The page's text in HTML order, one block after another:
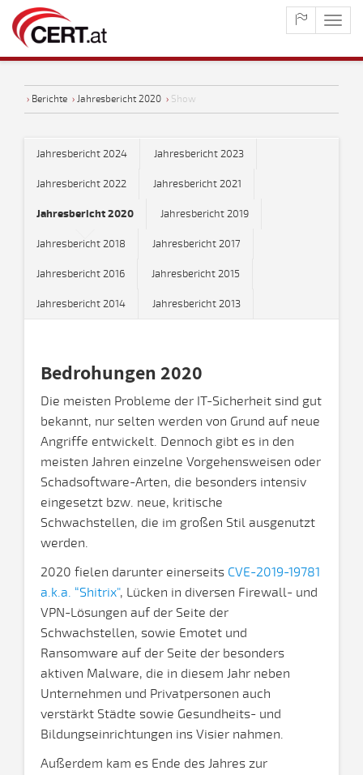
› Berichte › Jahresbericht 2020 › Show
Jahresbericht 2024 Jahresbericht 2023
Jahresbericht 2022 Jahresbericht 2021
Jahresbericht 2020 Jahresbericht 2019
Jahresbericht 2018 Jahresbericht 2017
Jahresbericht 2016 Jahresbericht 2015
Jahresbericht 2014 Jahresbericht 2013
Bedrohungen 2020
Die meisten Probleme der IT-Sicherheit sind gut
bekannt, nur selten werden von Grund auf neue
Angriffe entwickelt. Dennoch gibt es in den
meisten Jahren einzelne Vorgehensweisen oder
Schadsoftware-Arten, die besonders intensiv
eingesetzt bzw. neue, kritische
Schwachstellen, die im großen Stil ausgenutzt
werden.
2020 fielen darunter einerseits CVE-2019-19781
a.k.a. “Shitrix", Lücken in diversen Firewall- und
VPN-Lösungen auf der Seite der
Schwachstellen, sowie Emotet und
Ransomware auf der Seite der besonders
aktiven Malware, die in diesem Jahr neben
Unternehmen und Privatpersonen auch
verstärkt Städte sowie Gesundheits- und
Bildungseinrichtungen ins Visier nahmen.
Außerdem kam es Ende des Jahres zur